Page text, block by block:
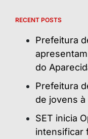
RECENT POSTS
Prefeitura
do
Prefeitura
de jovens
SET inicia
intensificar